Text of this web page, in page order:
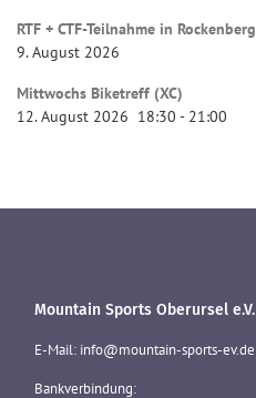
RTF + CTF-Teilnahme in Rockenberg
9. August 2026
Mittwochs Biketreff (XC)
12. August 2026 18:30 - 21:00
Mountain Sports Oberursel e.V.
E-Mail: info@mountain-sports-ev.de
Bankverbindung: